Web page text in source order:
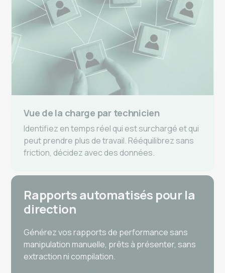
Vue de la charge par technicien
Identifiez en temps réel qui est surchargé et qui
peut prendre plus de travail. Rééquilibrez sans
friction, décidez avec des données.
Rapports automatisés pour la
direction
Générez vos rapports de performance sans
manipulation manuelle, prêts à présenter, sans
extraction ni compilation.